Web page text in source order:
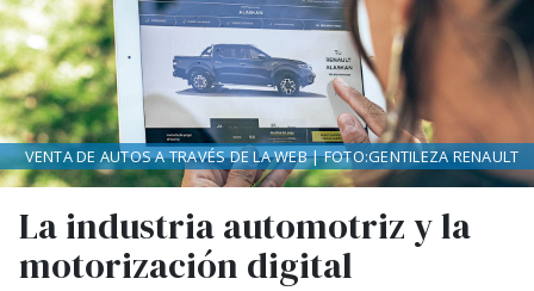
La industria automotriz y la
motorización digital
VENTA DE AUTOS A TRAVÉS DE LA WEB | FOTO:GENTILEZA RENAULT